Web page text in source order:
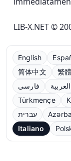
LIB-X.NET ©
English
简体中文
繁
فارسی
العربية
Türkmençe
עברית
Italiano